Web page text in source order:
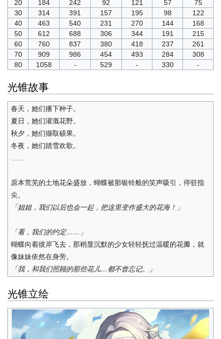
20
184 242 92 121 57
75
30
314 391 157 195 98
122
40
463 540 231 270 144
168
50
612 688 306 344 191
215
60
760 837 380 418 237
261
70
909 986 454 493 284
308
80
1058 - 529 - 330 -
光锥故事
春天，她们播下种子。
夏日，她们灌溉花野。
秋夕，她们撷取硕果。
冬夜，她们踏雪欢歌。
原本荒芜的土地花朵盛放，蝴蝶被那银铃般的笑声吸引，停驻指
尖。
「姐姐，我们以后也会一起，把这里变作盛大的花海！」
「看，我们的约定……」
蝴蝶向着彼岸飞去，那稍显沉默的少女轻轻抚过温暖的花瓣，就
像妹妹依然在身旁。
「我，和我们照顾的那些花儿…都不曾忘记。」
光锥立绘